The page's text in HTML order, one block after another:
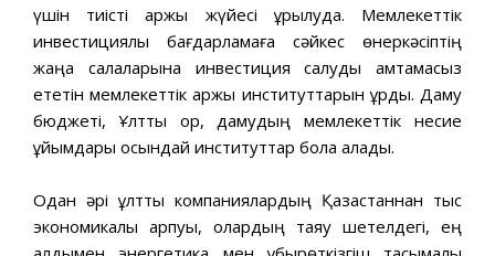
үшiн тиiстi қаржы жүйесi құрылуда. Мемлекеттiк
инвестициялық бағдарламаға сəйкес өнеркəсiптің
жаңа салаларына инвестиция салуды қамтамасыз
ететiн мемлекеттік қаржы институттарын құрды. Даму
бюджетi, Ұлттық қор, дамудың мемлекеттiк несие
ұйымдары осындай институттар бола алады.
Одан əрi ұлттық компаниялардың Қазақстаннан тыс
экономикалық қарпуы, олардың таяу шетелдегi, ең